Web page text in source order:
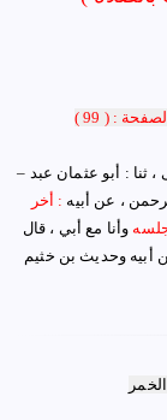
: ( 99 )
: أبو عثمان عبد
، عن أبيه : أخر
وأنا مع أبي ، قال
أبيه وحديث بن خثيم